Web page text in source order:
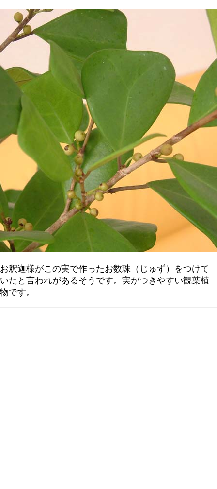
お釈迦様がこの実で作ったお数珠（じゅず）をつけて
いたと言われがあるそうです。実がつきやすい観葉植
物です。